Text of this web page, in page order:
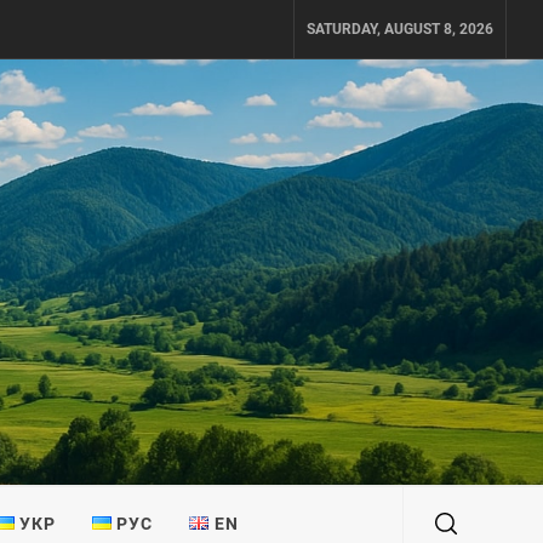
SATURDAY, AUGUST 8, 2026
УКР РУС EN